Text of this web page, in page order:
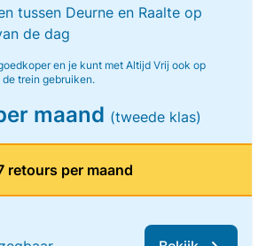
tussen Deurne en Raalte op
de dag
en je kunt met Altijd Vrij ook op
trein gebruiken.
maand (tweede klas)
retours per maand